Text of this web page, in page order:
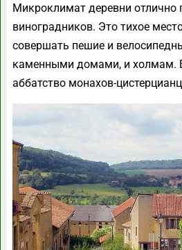
Микроклимат деревни отлично
виноградников. Это тихое
совершать пешие и
каменными домами, и холмам.
аббатство монахов-